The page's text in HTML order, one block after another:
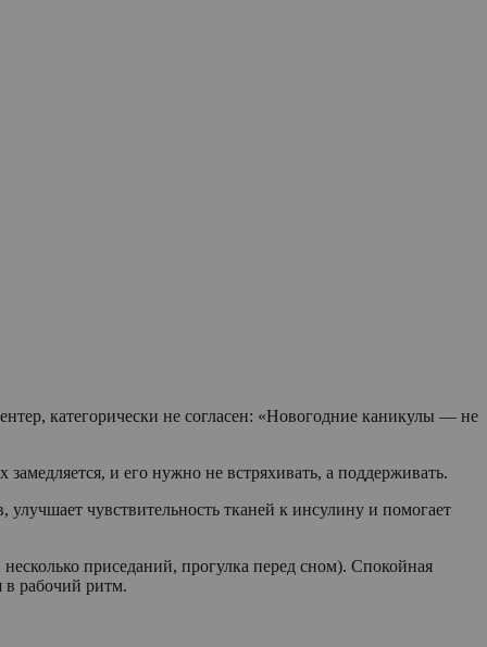
категорически не согласен: «Новогодние каникулы — не
и его нужно не встряхивать, а поддерживать.
чувствительность тканей к инсулину и помогает
приседаний, прогулка перед сном). Спокойная
в рабочий ритм.